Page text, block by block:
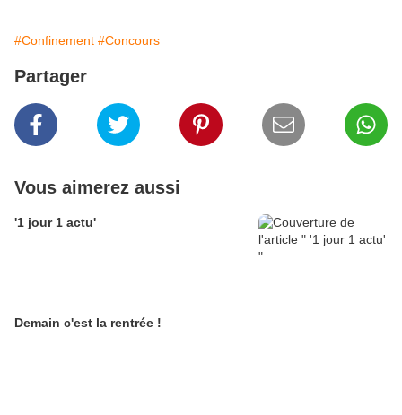
#Confinement #Concours
Partager
Vous aimerez aussi
'1 jour 1 actu'
Demain c'est la rentrée !